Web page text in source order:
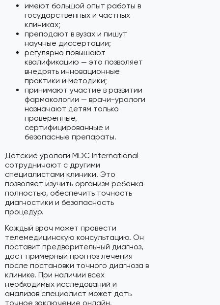
имеют большой опыт работы в
государственных и частных
клиниках;
преподают в вузах и пишут
научные диссертации;
регулярно повышают
квалификацию — это позволяет
внедрять инновационные
практики и методики;
принимают участие в развитии
фармакологии — врачи-урологи
назначают детям только
проверенные,
сертифицированные и
безопасные препараты.
Детские урологи MDC International
сотрудничают с другими
специалистами клиники. Это
позволяет изучить организм ребенка
полностью, обеспечить точность
диагностики и безопасность
процедур.
Каждый врач может провести
телемедицинскую консультацию. Он
поставит предварительный диагноз,
даст примерный прогноз лечения
после постановки точного диагноза в
клинике. При наличии всех
необходимых исследований и
анализов специалист может дать
точное заключение онлайн.